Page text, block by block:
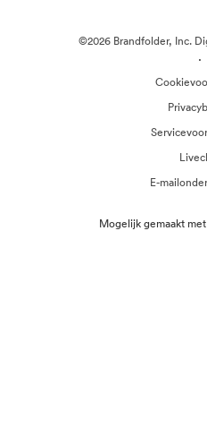
©2026 Brandfolder, Inc.
·
E-
Mogelijk gemaakt met